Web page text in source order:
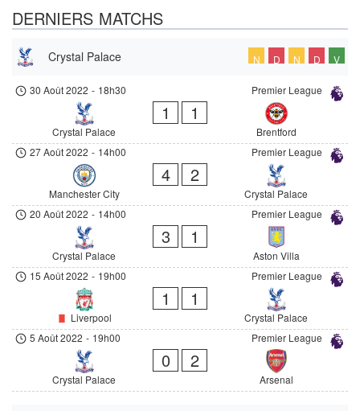
DERNIERS MATCHS
Crystal Palace N D N D V
Premier League
30 Août 2022 - 18h30
Crystal Palace
1 1
Brentford
Premier League
27 Août 2022 - 14h00
Manchester City
4 2
Crystal Palace
Premier League
20 Août 2022 - 14h00
Crystal Palace
3 1
Aston Villa
Premier League
15 Août 2022 - 19h00
Liverpool
1 1
Crystal Palace
Premier League
5 Août 2022 - 19h00
Crystal Palace
0 2
Arsenal